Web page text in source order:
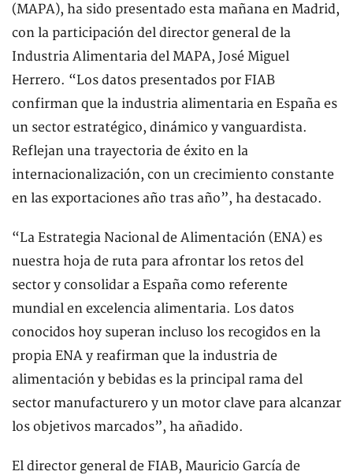
(MAPA), ha sido presentado esta mañana en Madrid,
con la participación del director general de la
Industria Alimentaria del MAPA, José Miguel
Herrero. “Los datos presentados por FIAB
confirman que la industria alimentaria en España es
un sector estratégico, dinámico y vanguardista.
Reflejan una trayectoria de éxito en la
internacionalización, con un crecimiento constante
en las exportaciones año tras año”, ha destacado.
“La Estrategia Nacional de Alimentación (ENA) es
nuestra hoja de ruta para afrontar los retos del
sector y consolidar a España como referente
mundial en excelencia alimentaria. Los datos
conocidos hoy superan incluso los recogidos en la
propia ENA y reafirman que la industria de
alimentación y bebidas es la principal rama del
sector manufacturero y un motor clave para alcanzar
los objetivos marcados”, ha añadido.
El director general de FIAB, Mauricio García de